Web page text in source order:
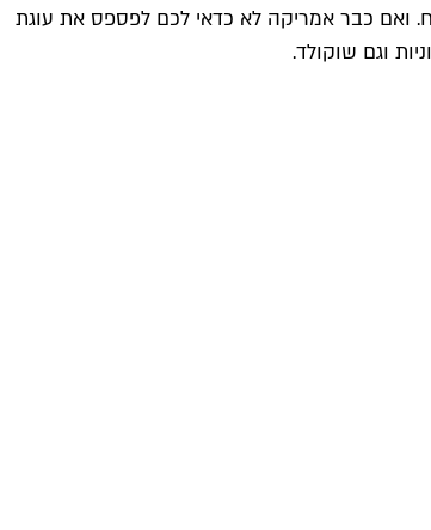
ואם כבר אמריקה לא כדאי לכם לפספס את עוגת
וגם שוקולד.